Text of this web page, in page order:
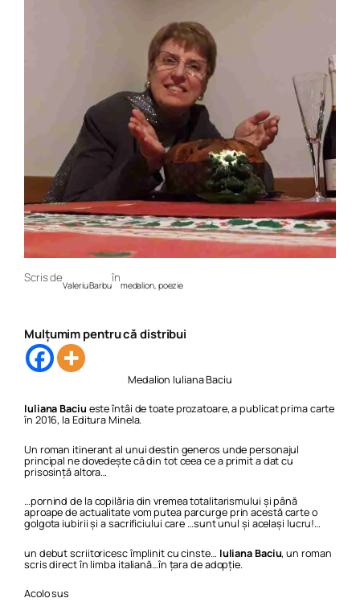
Scris de
Valeriu Barbu
în
medalion, poezie
Mulțumim pentru că distribui
Medalion Iuliana Baciu
Iuliana Baciu este întâi de toate prozatoare, a publicat prima carte
în 2016, la Editura Minela.
Un roman itinerant al unui destin generos unde personajul
principal ne dovedește că din tot ceea ce a primit a dat cu
prisosință altora…
…pornind de la copilăria din vremea totalitarismului și până
aproape de actualitate vom putea parcurge prin acestă carte o
golgota iubirii și a sacrificiului care …sunt unul și același lucru!…
un debut scriitoricesc împlinit cu cinste… Iuliana Baciu, un roman
scris direct în limba italiană…în țara de adopție.
Acolo sus